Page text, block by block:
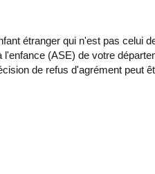
étranger qui n'est pas celui
(ASE) de votre
de refus d'agrément peut